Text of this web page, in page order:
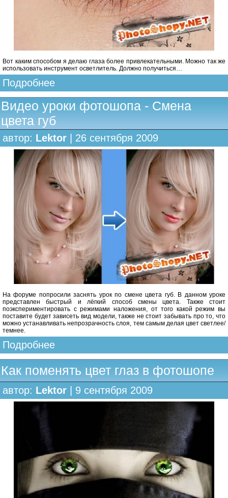
Вот каким способом я делаю глаза более привлекательными. Можно так же
использовать инструмент осветлитель. Должно получиться…
Подробнее
Видео уроки фотошопа - Смена
цвета губ
автор: Lektor | 26 сентября 2009
На форуме попросили заснять урок по смене цвета губ. В данном уроке
представлен быстрый и лёгкий способ смены цвета. Также стоит
поэкспериментировать с режимами наложения, от того какой режим вы
поставите будет зависеть вид модели, также не стоит забывать про то, что
можно устанавливать непрозрачность слоя, тем самым делая цвет светлее/
темнее.
Подробнее
Как поменять цвет глаз в фотошопе
автор: Lektor | 9 сентября 2009